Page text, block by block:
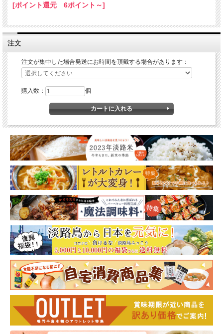
[ポイント還元 6ポイント～]
注文
注文が集中した場合発送にお時間を頂戴する場合があります：
購入数： 個